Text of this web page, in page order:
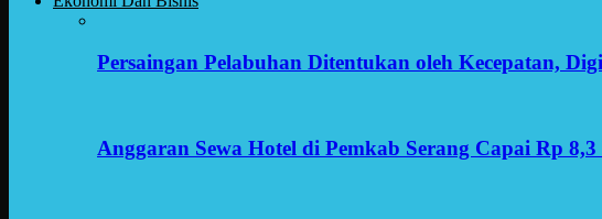
Persaingan Pelabuhan Ditentukan oleh Kecepatan,
Anggaran Sewa Hotel di Pemkab Serang Capai Rp